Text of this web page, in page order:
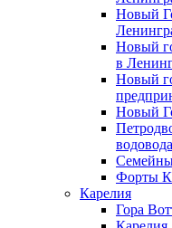
Новый
Новый
в
Новый
Новый
Форты
Карелия
Гора